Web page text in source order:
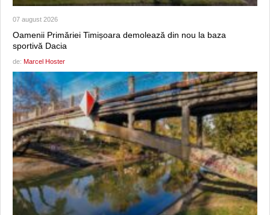
07 august 2026
Oamenii Primăriei Timișoara demolează din nou la baza
sportivă Dacia
de: Marcel Hoster